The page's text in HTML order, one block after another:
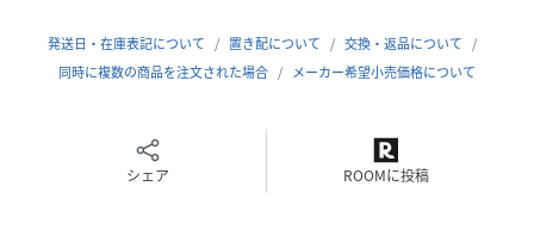
ください。
発送日・在庫表記について 置き配について
交換・返品について
同時に複数の商品を注文された場合
メーカー希望小売価格について
シェア ROOMに投稿